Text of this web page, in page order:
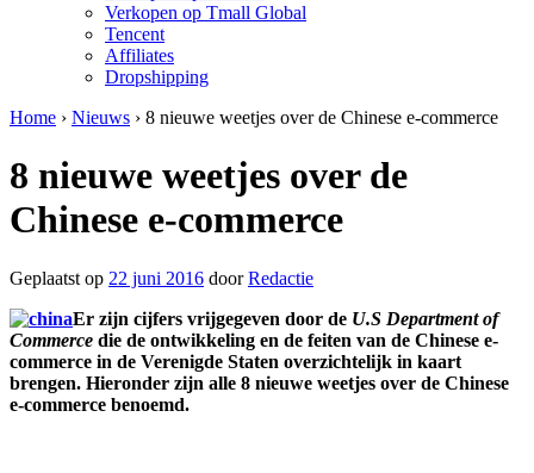
Verkopen op Tmall Global
Tencent
Affiliates
Dropshipping
Home › Nieuws › 8 nieuwe weetjes over de Chinese e-commerce
8 nieuwe weetjes over de
Chinese e-commerce
Geplaatst op 22 juni 2016 doorRedactie
Er zijn cijfers vrijgegeven door de U.S Department of
Commerce die de ontwikkeling en de feiten van de Chinese e-
commerce in de Verenigde Staten overzichtelijk in kaart
brengen. Hieronder zijn alle 8 nieuwe weetjes over de Chinese
e-commerce benoemd.